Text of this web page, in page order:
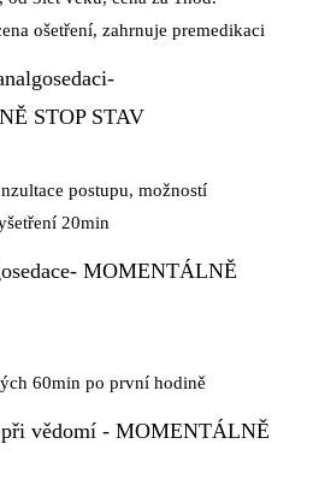
ošetření, zahrnuje premedikaci
STOP STAV
postupu, možností
20min
MOMENTÁLNĚ
60min po první hodině
při vědomí - MOMENTÁLNĚ